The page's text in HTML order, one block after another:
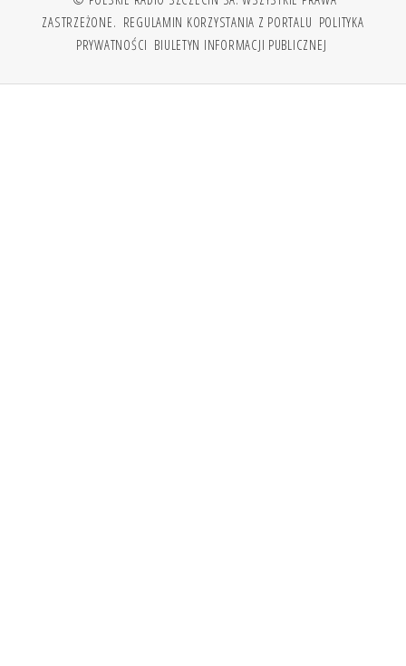
ZASTRZEŻONE. REGULAMIN KORZYSTANIA Z PORTALU POLITYKA
PRYWATNOŚCI BIULETYN INFORMACJI PUBLICZNEJ